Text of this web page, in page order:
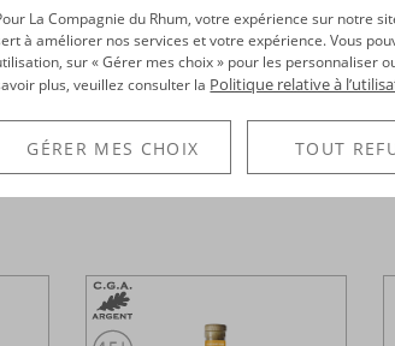
-
+
Les Rhums de Ced Ti Ced -
Arrangés - Ananas - Caramel
+
38,57 €TTC
La Compagnie du Rhum, votre expérience sur notre
à améliorer nos services et votre expérience. Vous
sur « Gérer mes choix » pour les personnaliser
plus, veuillez consulter la Politique relative à
GÉRER MES CHOIX TOUT